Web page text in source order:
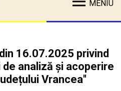
MENIU
16.07.2025 privind
analiză și acoperire
Vrancea''